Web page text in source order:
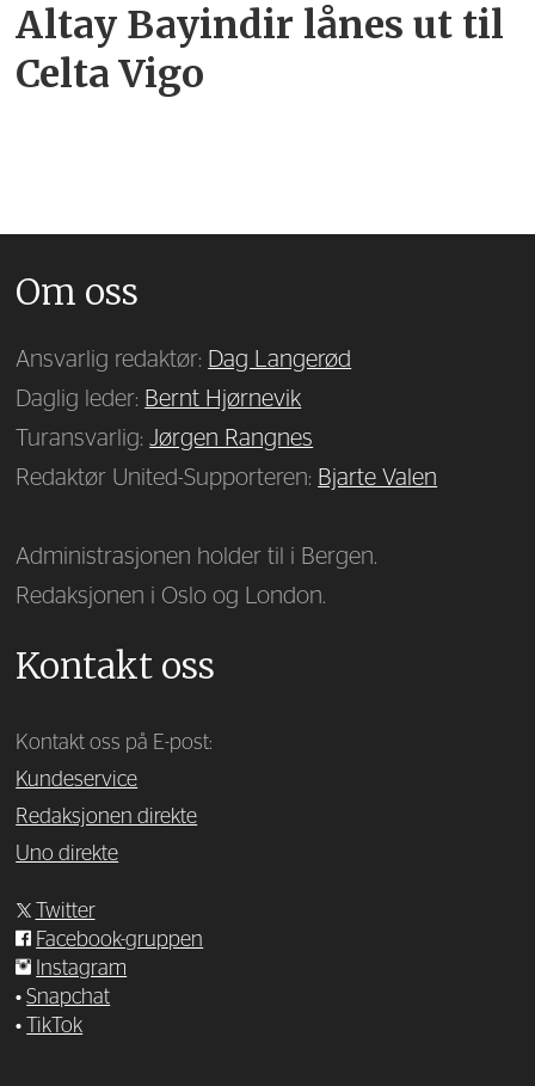
Altay Bayindir lånes ut til
Celta Vigo
Om oss
Ansvarlig redaktør: Dag Langerød
Daglig leder: Bernt Hjørnevik
Turansvarlig:Jørgen Rangnes
Redaktør United-Supporteren: Bjarte Valen
Administrasjonen holder til i Bergen.
Redaksjonen i Oslo og London.
Kontakt oss
Kontakt oss på E-post:
Kundeservice
Redaksjonen direkte
Uno direkte
Twitter
Facebook-gruppen
Instagram
•Snapchat
•
TikTok